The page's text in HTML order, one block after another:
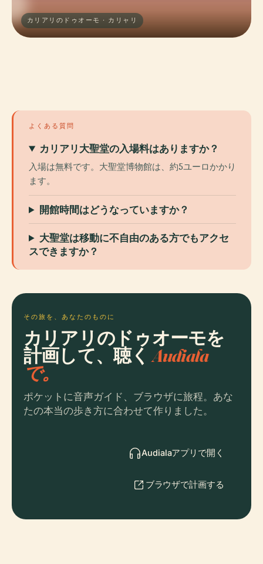
カリアリのドゥオーモ · カリャリ
よくある質問
カリアリ大聖堂の入場料はありますか？
入場は無料です。大聖堂博物館は、約5ユーロかかり
ます。
開館時間はどうなっていますか？
大聖堂は移動に不自由のある方でもアクセ
スできますか？
その旅を、あなたのものに
カリアリのドゥオーモを
計画して、聴くAudiala
で。
ポケットに音声ガイド、ブラウザに旅程。あな
たの本当の歩き方に合わせて作りました。
Audialaアプリで開く
ブラウザで計画する